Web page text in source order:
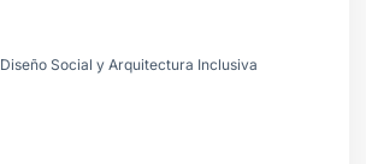
Diseño Social y Arquitectura Inclusiva